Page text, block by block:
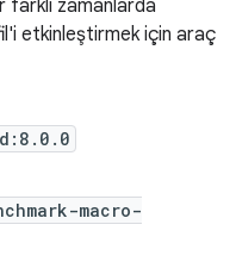
farklı zamanlarda
etkinleştirmek için araç
macro-